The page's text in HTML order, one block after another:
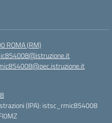
ROMA (RM)
(IPA): istsc_rmic854008